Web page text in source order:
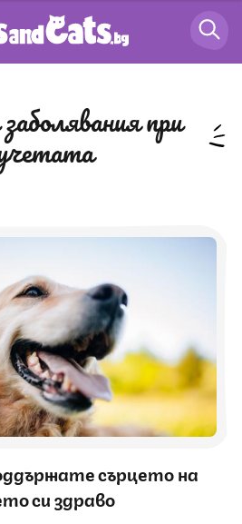
сърцето на
си здраво